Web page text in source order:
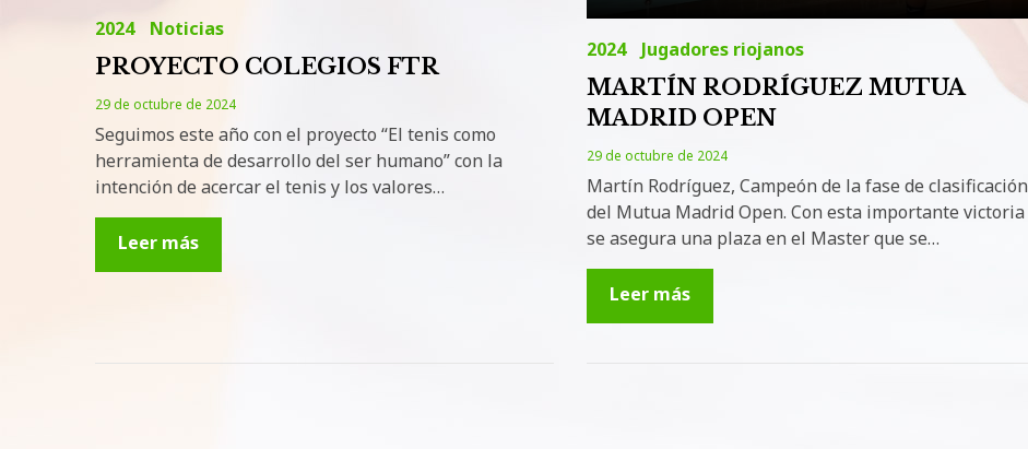
2024 Noticias
PROYECTO COLEGIOS FTR
29 de octubre de 2024
Seguimos este año con el proyecto “El tenis como
herramienta de desarrollo del ser humano” con la
intención de acercar el tenis y los valores…
Leer más
2024 Jugadores riojanos
MARTÍN RODRÍGUEZ MUTUA
MADRID OPEN
29 de octubre de 2024
Martín Rodríguez, Campeón de la fase de clasificación
del Mutua Madrid Open. Con esta importante victoria
se asegura una plaza en el Master que se…
Leer más